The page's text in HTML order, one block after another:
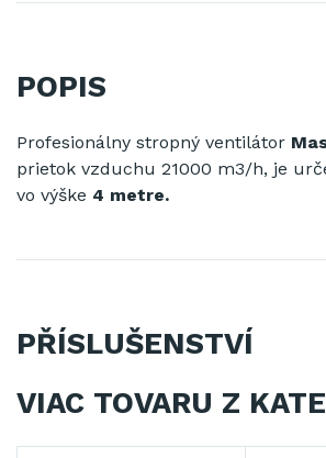
POPIS
Profesionálny stropný ventilátor
prietok vzduchu 21000 m3/h, je
vo výške 4 metre.
PŘÍSLUŠENSTVÍ
VIAC TOVARU Z